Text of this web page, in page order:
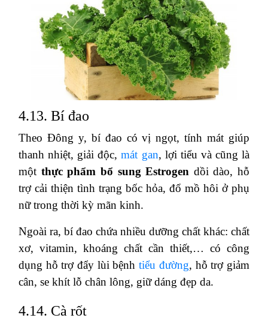
4.13. Bí đao
Theo Đông y, bí đao có vị ngọt, tính mát giúp
thanh nhiệt, giải độc,mát gan, lợi tiểu và cũng là
một thực phẩm bổ sung Estrogen dồi dào, hỗ
trợ cải thiện tình trạng bốc hỏa, đổ mồ hôi ở phụ
nữ trong thời kỳ mãn kinh.
Ngoài ra, bí đao chứa nhiều dưỡng chất khác: chất
xơ, vitamin, khoáng chất cần thiết,… có công
dụng hỗ trợ đẩy lùi bệnh tiểu đường, hỗ trợ giảm
cân, se khít lỗ chân lông, giữ dáng đẹp da.
4.14. Cà rốt